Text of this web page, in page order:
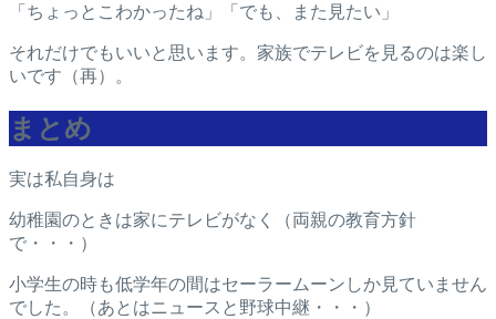
「ちょっとこわかったね」「でも、また見たい」
それだけでもいいと思います。家族でテレビを見るのは楽し
いです（再）。
まとめ
実は私自身は
幼稚園のときは家にテレビがなく（両親の教育方針
で・・・）
小学生の時も低学年の間はセーラームーンしか見ていません
でした。（あとはニュースと野球中継・・・）